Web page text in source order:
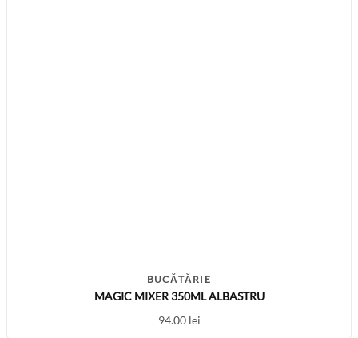
BUCĂTĂRIE
MAGIC MIXER 350ML ALBASTRU
94.00 lei